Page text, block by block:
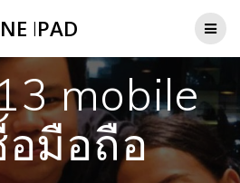
to
IPAD
mobile
มือถือ